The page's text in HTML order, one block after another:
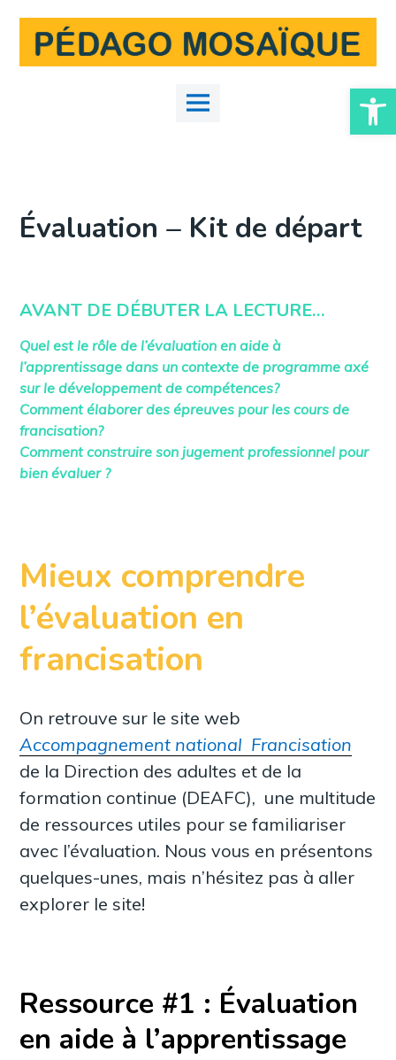
Ouvrir
content
Main
Menu
Évaluation – Kit de départ
AVANT DE DÉBUTER LA LECTURE…
Quel est le rôle de l’évaluation en aide à
l’apprentissage dans un contexte de programme axé
sur le développement de compétences?
Comment élaborer des épreuves pour les cours de
francisation?
Comment construire son jugement professionnel pour
bien évaluer ?
Mieux comprendre
l’évaluation en
francisation
On retrouve sur le site web
Accompagnement national Francisation
de la Direction des adultes et de la
formation continue (DEAFC), une multitude
de ressources utiles pour se familiariser
avec l’évaluation. Nous vous en présentons
quelques-unes, mais n’hésitez pas à aller
explorer le site!
Ressource #1 : Évaluation
en aide à l’apprentissage